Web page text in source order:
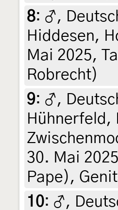
8: ♂,
Hiddesen,
Mai 2025,
Robrecht)
9: ♂,
Hühnerfeld,
30. Mai
Pape),
10: ♂,